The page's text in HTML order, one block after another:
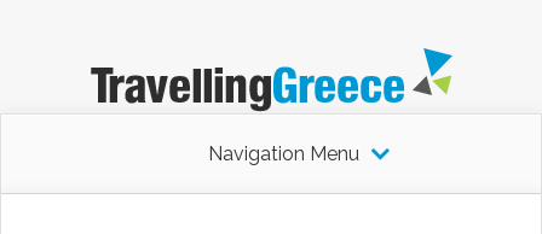
Navigation Menu